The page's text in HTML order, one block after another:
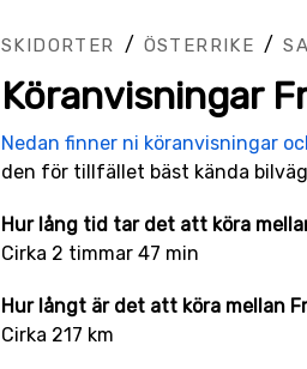
SKIDORTER / ÖSTERRIKE /
Köranvisningar
Nedan finner ni köranvisningar
den för tillfället bäst kända
Hur lång tid tar det att köra
Cirka 2 timmar 47 min
Hur långt är det att köra mellan
Cirka 217 km